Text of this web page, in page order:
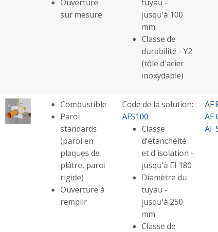
Ouverture
sur mesure
tuyau -
jusqu'à 100
mm
Classe de
durabilité - Y2
(tôle d'acier
inoxydable)
Combustible
Paroi
standards
(paroi en
plaques de
plâtre, paroi
rigide)
Ouverture à
remplir
Code de la solution:
AFS100
Classe
d'étanchéité
et d'isolation -
jusqu'à EI 180
Diamètre du
tuyau -
jusqu'à 250
mm
Classe de
AF
AF
AF